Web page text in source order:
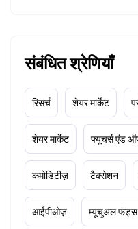
संबंधित श्रेणियाँ
रिसर्च शेयर मार्केट
शेयर मार्केट फ्यूचर्स एंड
कमोडिटीज़ टैक्सेशन
आईपीओज़ म्यूचुअल फंड्स